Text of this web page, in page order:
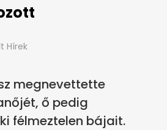
Hírek
megnevettette
ő pedig
félmeztelen bájait.